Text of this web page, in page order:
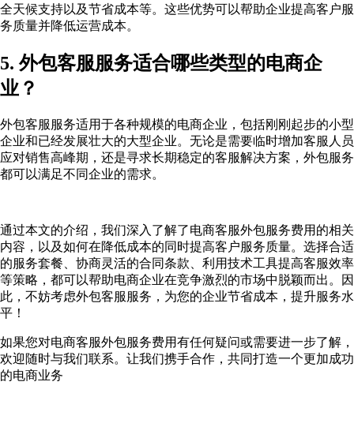
全天候支持以及节省成本等。这些优势可以帮助企业提高客户服
务质量并降低运营成本。
5. 外包客服服务适合哪些类型的电商企
业？
外包客服服务适用于各种规模的电商企业，包括刚刚起步的小型
企业和已经发展壮大的大型企业。无论是需要临时增加客服人员
应对销售高峰期，还是寻求长期稳定的客服解决方案，外包服务
都可以满足不同企业的需求。
通过本文的介绍，我们深入了解了电商客服外包服务费用的相关
内容，以及如何在降低成本的同时提高客户服务质量。选择合适
的服务套餐、协商灵活的合同条款、利用技术工具提高客服效率
等策略，都可以帮助电商企业在竞争激烈的市场中脱颖而出。因
此，不妨考虑外包客服服务，为您的企业节省成本，提升服务水
平！
如果您对电商客服外包服务费用有任何疑问或需要进一步了解，
欢迎随时与我们联系。让我们携手合作，共同打造一个更加成功
的电商业务